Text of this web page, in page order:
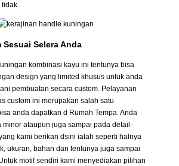
tidak.
Sesuai Selera Anda
kombinasi kayu ini tentunya bisa
design yang limited khusus untuk anda
pembuatan secara custom. Pelayanan
custom ini merupakan salah satu
anda dapatkan d Rumah Tempa. Anda
minor ataupun juga sampai pada detail-
kami berikan dsini ialah seperti halnya
ukuran, bahan dan tentunya juga sampai
motif sendiri kami menyediakan pilihan